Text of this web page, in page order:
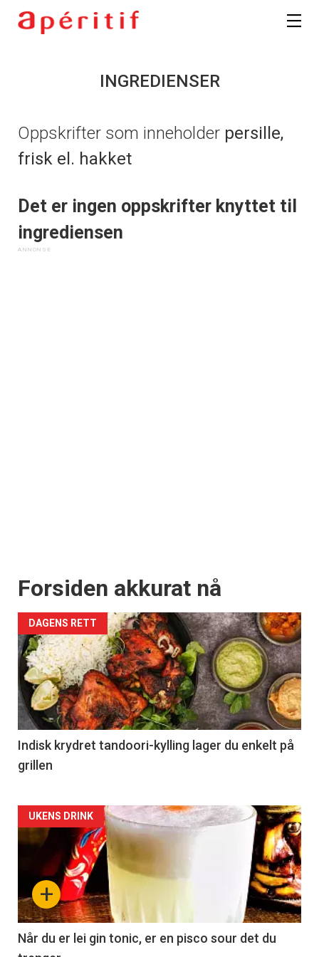
INGREDIENSER
Oppskrifter som inneholder persille,
frisk el. hakket
Det er ingen oppskrifter knyttet til
ingrediensen
Forsiden akkurat nå
DAGENS RETT
Indisk krydret tandoori-kylling lager du enkelt på
grillen
Forsiden
akkurat
nå
-
2
+
UKENS DRINK
Når du er lei gin tonic, er en pisco sour det du